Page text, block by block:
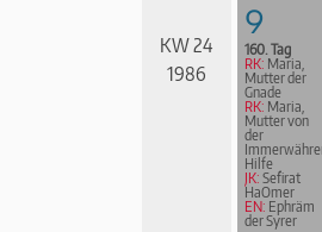
KW 24
1986
9
160. Tag
RK: Maria,
Mutter der
Gnade
RK: Maria,
Mutter von
der
Hilfe
JK: Sefirat
HaOmer
EN: Ephräm
der Syrer